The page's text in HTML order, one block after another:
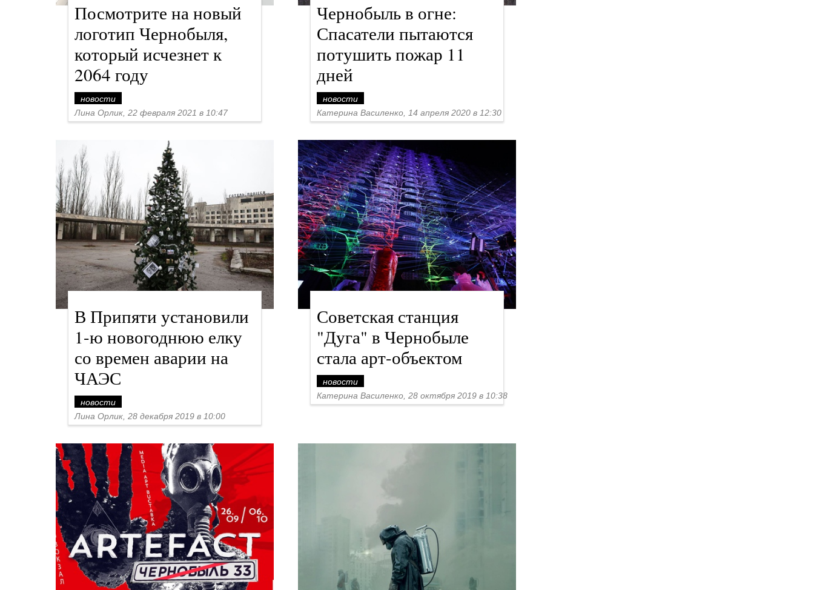
Посмотрите на новый
логотип Чернобыля,
который исчезнет к
2064 году
новости
Лина Орлик, 22 февраля 2021 в 10:47
Чернобыль в огне:
Спасатели пытаются
потушить пожар 11
дней
новости
Катерина Василенко, 14 апреля 2020 в 12:30
В Припяти установили
1-ю новогоднюю елку
со времен аварии на
ЧАЭС
новости
Лина Орлик, 28 декабря 2019 в 10:00
Советская станция
"Дуга" в Чернобыле
стала арт-объектом
новости
Катерина Василенко, 28 октября 2019 в 10:38